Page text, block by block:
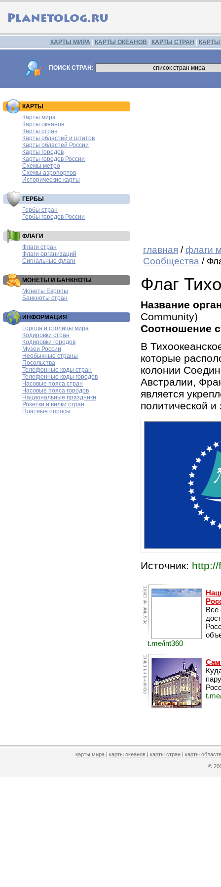
КАРТЫ МИРА КАРТЫ ОКЕАНОВ КАРТЫ СТРАН
ПОИСК СТРАН:
КАРТЫ
Карты мира
Карты океанов
Карты стран
Карты областей и штатов
Карты областей России
Карты городов
Карты городов России
Схемы метро
Схемы аэропортов
Исторические карты
ГЕРБЫ
Гербы стран
Гербы городов России
ФЛАГИ
Флаги стран
Флаги организаций
Сигнальные флаги
МОНЕТЫ И БАНКНОТЫ
Монеты Европы
Банкноты стран
ИНФОРМАЦИЯ
Города и столицы мира
Кодировки стран
Кодировки городов
Музеи России
Необычные страны
Посольства
Телефонные коды стран
Телефонные коды городов
Часовые пояса стран
Часовые пояса городов
Национальные праздники
Розетки и вилки стран
Платные опросы
главная /флаги
Сообщества /
Флаг
Название
Community)
Соотношение
В
которые
колонии
Австралии,
является
политической и
Источник:
Все
t.me/int360
карты мира| карты океанов| карты стран| карты
©